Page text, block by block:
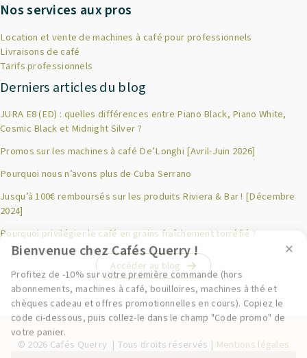
Nos services aux pros
Location et vente de machines à café pour professionnels
Livraisons de café
Tarifs professionnels
Derniers articles du blog
JURA E8 (ED) : quelles différences entre Piano Black, Piano White,
Cosmic Black et Midnight Silver ?
Promos sur les machines à café De’Longhi [Avril-Juin 2026]
Pourquoi nous n’avons plus de Cuba Serrano
Jusqu’à 100€ remboursés sur les produits Riviera & Bar ! [Décembre
2024]
Pourquoi privilégier le café en grains fraîchement torréfié ?
Accéder au blog
© 2026 Cafés Querry | Tous droits réservés | Mentions légales
Bienvenue chez Cafés Querry !
Profitez de -10% sur votre première commande (hors
abonnements, machines à café, bouilloires, machines à thé et
chèques cadeau et offres promotionnelles en cours). Copiez le
code ci-dessous, puis collez-le dans le champ "Code promo" de
votre panier.